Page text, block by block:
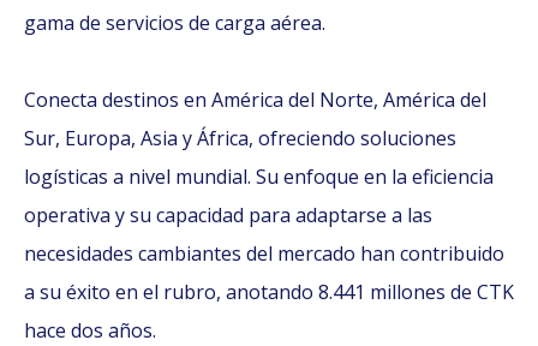
gama de servicios de carga aérea.
Conecta destinos en América del Norte, América del
Sur, Europa, Asia y África, ofreciendo soluciones
logísticas a nivel mundial. Su enfoque en la eficiencia
operativa y su capacidad para adaptarse a las
necesidades cambiantes del mercado han contribuido
a su éxito en el rubro, anotando 8.441 millones de CTK
hace dos años.